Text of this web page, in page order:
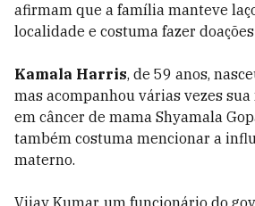
afirmam que a família manteve
localidade e costuma fazer
Kamala Harris, de 59 anos,
mas acompanhou várias vezes
em câncer de mama Shyamala
também costuma mencionar a
materno.
Vijay Kumar, um funcionário do